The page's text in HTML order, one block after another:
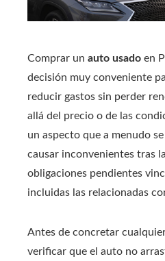
Comprar un auto usado en
decisión muy conveniente
reducir gastos sin perder
allá del precio o de las
un aspecto que a menudo
causar inconvenientes tras
obligaciones pendientes
incluidas las relacionadas
Antes de concretar
verificar que el auto no